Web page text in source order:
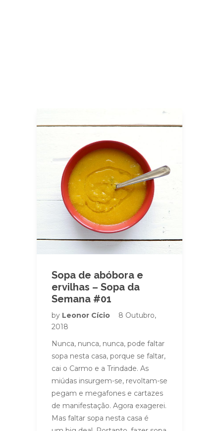
Sopa de abóbora e
ervilhas – Sopa da
Semana #01
by Leonor Cício
8 Outubro,
2018
Nunca, nunca, nunca, pode faltar
sopa nesta casa, porque se faltar,
cai o Carmo e a Trindade. As
miúdas insurgem-se, revoltam-se
pegam e megafones e cartazes
de manifestação. Agora exagerei.
Mas faltar sopa nesta casa é